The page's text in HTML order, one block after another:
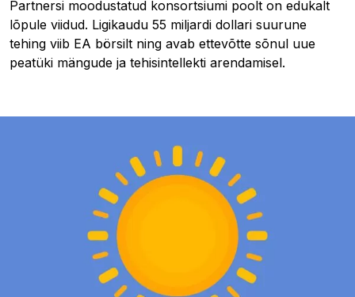
Partnersi moodustatud konsortsiumi poolt on edukalt
lõpule viidud. Ligikaudu 55 miljardi dollari suurune
tehing viib EA börsilt ning avab ettevõtte sõnul uue
peatüki mängude ja tehisintellekti arendamisel.